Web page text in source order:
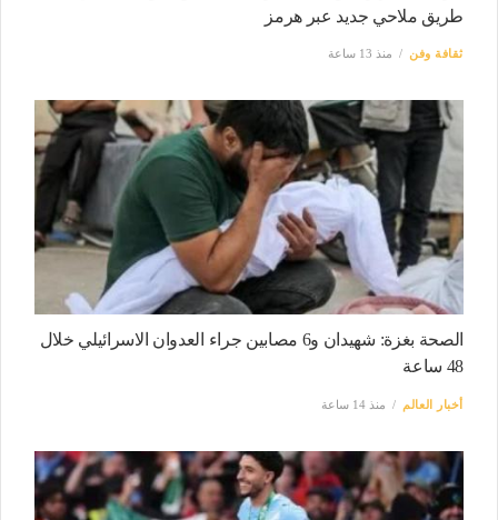
طريق ملاحي جديد عبر هرمز
ثقافة وفن منذ 13 ساعة
الصحة بغزة: شهيدان و6 مصابين جراء العدوان الاسرائيلي خلال
48 ساعة
أخبار العالم منذ 14 ساعة